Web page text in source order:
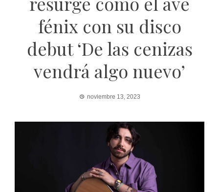
fénix con su disco
debut ‘De las cenizas
vendrá algo nuevo’
noviembre 13, 2023